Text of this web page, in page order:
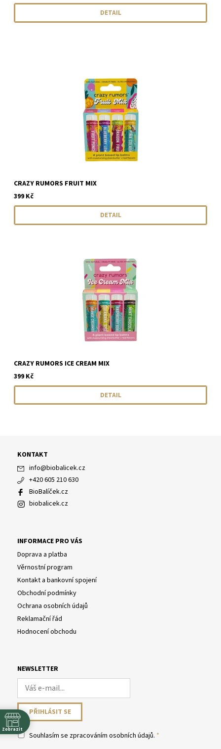
DETAIL
CRAZY RUMORS FRUIT MIX
399 Kč
DETAIL
CRAZY RUMORS ICE CREAM MIX
399 Kč
DETAIL
KONTAKT
info@biobalicek.cz
+420 605 210 630
BioBalíček.cz
biobalicek.cz
INFORMACE PRO VÁS
Doprava a platba
Věrnostní program
Kontakt a bankovní spojení
Obchodní podmínky
Ochrana osobních údajů
Reklamační řád
Hodnocení obchodu
NEWSLETTER
Souhlasím se zpracováním osobních údajů.
Zobrazit